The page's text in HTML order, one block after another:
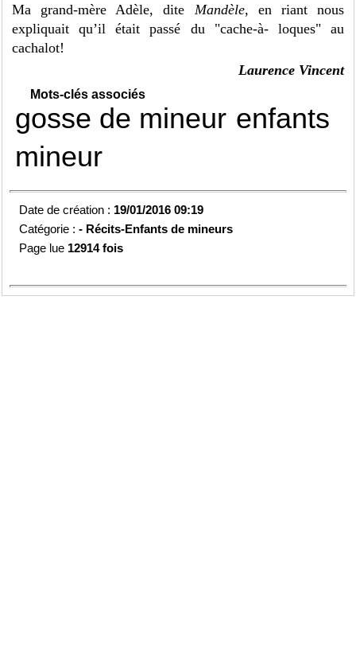
Ma grand-mère Adèle, dite Mandèle, en riant nous
expliquait qu’il était passé du "cache-à- loques" au
cachalot!
Laurence Vincent
Mots-clés associés
gosse de mineur enfants
mineur
Date de création : 19/01/2016 09:19
Catégorie :- Récits-Enfants de mineurs
Page lue 12914 fois